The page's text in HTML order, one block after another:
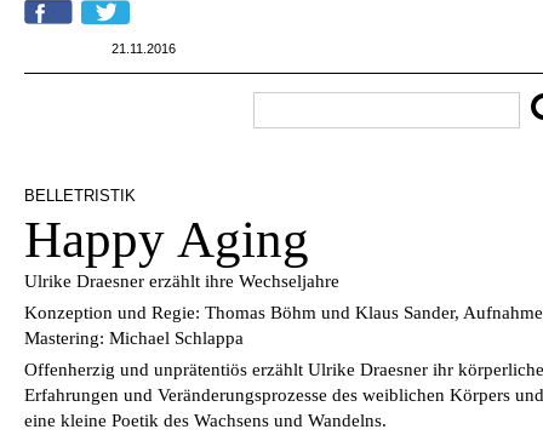
21.11.2016
BELLETRISTIK
Happy Aging
Ulrike Draesner erzählt ihre Wechseljahre
Konzeption und Regie: Thomas Böhm und Klaus Sander,
Mastering: Michael Schlappa
Offenherzig und unprätentiös erzählt Ulrike Draesner ihr
Erfahrungen und Veränderungsprozesse des weiblichen Körpers
eine kleine Poetik des Wachsens und Wandelns.